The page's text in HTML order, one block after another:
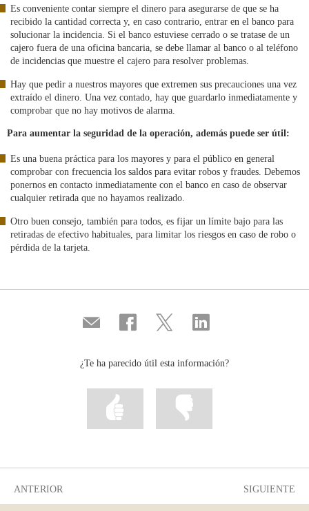
Es conveniente contar siempre el dinero para asegurarse de que se ha
recibido la cantidad correcta y, en caso contrario, entrar en el banco para
solucionar la incidencia. Si el banco estuviese cerrado o se tratase de un
cajero fuera de una oficina bancaria, se debe llamar al banco o al teléfono
de incidencias que muestre el cajero para resolver problemas.
Hay que pedir a nuestros mayores que extremen sus precauciones una vez
extraído el dinero. Una vez contado, hay que guardarlo inmediatamente y
comprobar que no hay motivos de alarma.
Para aumentar la seguridad de la operación, además puede ser útil:
Es una buena práctica para los mayores y para el público en general
comprobar con frecuencia los saldos para evitar robos y fraudes. Debemos
ponernos en contacto inmediatamente con el banco en caso de observar
cualquier retirada que no hayamos realizado.
Otro buen consejo, también para todos, es fijar un límite bajo para las
retiradas de efectivo habituales, para limitar los riesgos en caso de robo o
pérdida de la tarjeta.
Compartir
por
Compartir
en
Compartir
en
Compartir
en
¿Te ha parecido útil esta información?
Marcar
información
ANTERIOR SIGUIENTE